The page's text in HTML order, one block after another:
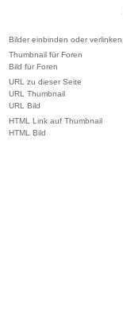
Bilder einbinden oder verlinken:
Thumbnail für Foren
Bild für Foren
URL zu dieser Seite
URL Thumbnail
URL Bild
HTML Link auf Thumbnail
HTML Bild